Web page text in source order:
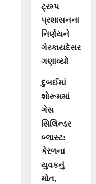
ટ્રમ્પ
પ્રશાસનના
નિર્ણયને
ગેરકાયદેસર
ગણાવ્યો
દુબઈમાં
શોરૂમમાં
ગેસ
સિલિન્ડર
બ્લાસ્ટ:
કેરળના
યુવકનું
મોત,